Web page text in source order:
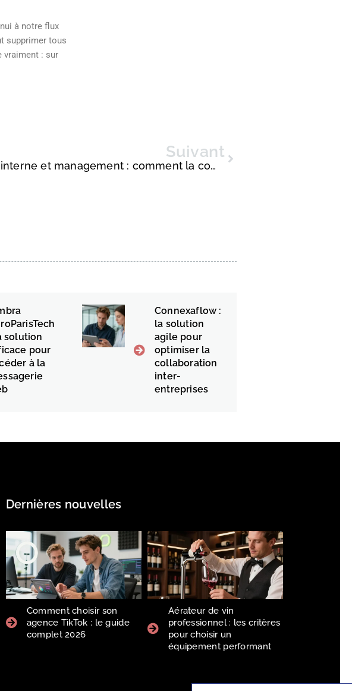
à notre flux
supprimer tous
vraiment : sur
Suivant
Communication interne et management : comment la communication impacte l’esprit d’équipe des PME ?
solution
pour
à la
Connexaflow :
la solution
agile pour
optimiser la
collaboration
inter-
entreprises
Dernières nouvelles
Comment choisir son
agence TikTok : le guide
complet 2026
Aérateur de vin
professionnel : les critères
pour choisir un
équipement performant